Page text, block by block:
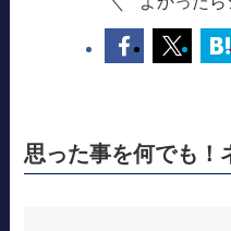
思った事を何でも！